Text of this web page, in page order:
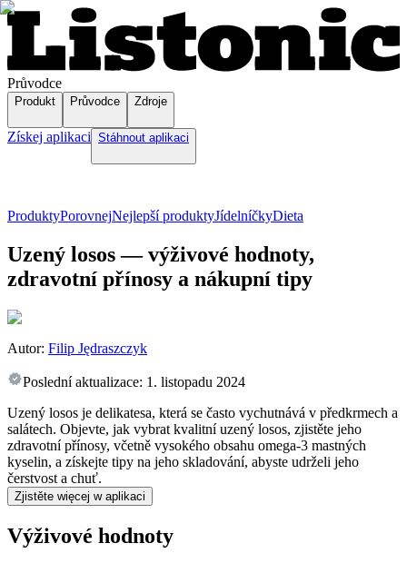
Průvodce
Produkt Průvodce Zdroje
Získej aplikaci Stáhnout aplikaci
ProduktyPorovnejNejlepší produktyJídelníčkyDieta
Uzený losos — výživové hodnoty,
zdravotní přínosy a nákupní tipy
Autor: Filip Jędraszczyk
Poslední aktualizace: 1. listopadu 2024
Uzený losos je delikatesa, která se často vychutnává v předkrmech a
salátech. Objevte, jak vybrat kvalitní uzený losos, zjistěte jeho
zdravotní přínosy, včetně vysokého obsahu omega-3 mastných
kyselin, a získejte tipy na jeho skladování, abyste udrželi jeho
čerstvost a chuť.
Zjistěte więcej w aplikaci
Výživové hodnoty